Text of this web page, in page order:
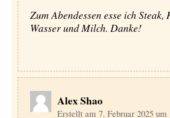
Zum Abendessen esse ich
Wasser und Milch. Danke!
Alex Shao
Erstellt am 7. Februar 2025 um